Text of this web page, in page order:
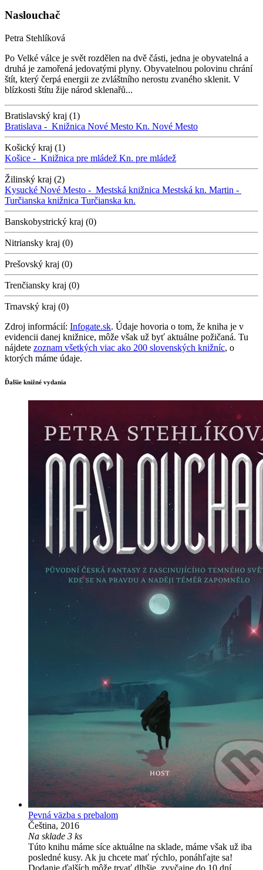
Naslouchač
Petra Stehlíková
Po Velké válce je svět rozdělen na dvě části, jedna je obyvatelná a
druhá je zamořená jedovatými plyny. Obyvatelnou polovinu chrání
štít, který čerpá energii ze zvláštního nerostu zvaného sklenit. V
blízkosti štítu žije národ sklenařů...
Bratislavský kraj (1)
Bratislava - Knižnica Nové Mesto Kn. Nové Mesto
Košický kraj (1)
Košice - Knižnica pre mládež Kn. pre mládež
Žilinský kraj (2)
Kysucké Nové Mesto - Mestská knižnica Mestská kn. Martin -
Turčianska knižnica Turčianska kn.
Banskobystrický kraj (0)
Nitriansky kraj (0)
Prešovský kraj (0)
Trenčiansky kraj (0)
Trnavský kraj (0)
Zdroj informácií: Infogate.sk. Údaje hovoria o tom, že kniha je v
evidencii danej knižnice, môže však už byť aktuálne požičaná. Tu
nájdete zoznam všetkých viac ako 200 slovenských knižníc, o
ktorých máme údaje.
Ďalšie knižné vydania
Pevná väzba s prebalom
Čeština, 2016
Na sklade 3 ks
Túto knihu máme síce aktuálne na sklade, máme však už iba
posledné kusy. Ak ju chcete mať rýchlo, ponáhľajte sa!
Dodanie ďalších môže trvať dlhšie, zvyčajne do 10 dní.